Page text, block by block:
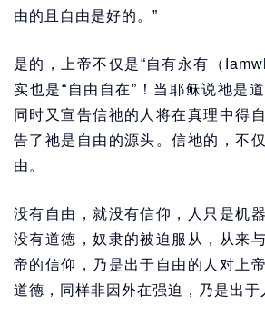
由的且自由是好的。”
是的，上帝不仅是“自有永有（
实也是“自由自在”！当耶稣说祂是
同时又宣告信祂的人将在真理中得
告了祂是自由的源头。信祂的，不
由。
没有自由，就没有信仰，人只是机
没有道德，奴隶的被迫服从，从来
帝的信仰，乃是出于自由的人对上
道德，同样非因外在强迫，乃是出于